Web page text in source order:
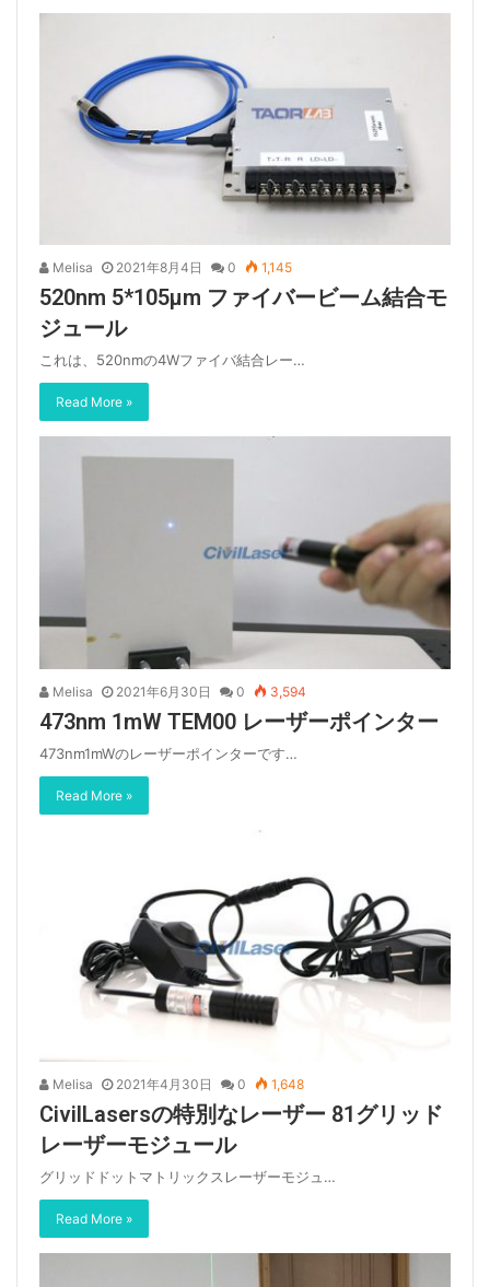
Melisa 2021年8月4日 0 1,145
520nm 5*105μm ファイバービーム結合モ
ジュール
これは、520nmの4Wファイバ結合レー…
Read More »
Melisa 2021年6月30日 0 3,594
473nm 1mW TEM00 レーザーポインター
473nm1mWのレーザーポインターです…
Read More »
Melisa 2021年4月30日 0 1,648
CivilLasersの特別なレーザー 81グリッド
レーザーモジュール
グリッドドットマトリックスレーザーモジュ…
Read More »